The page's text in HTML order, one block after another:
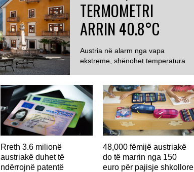
TERMOMETRI
ARRIN 40.8°C
Austria në alarm nga vapa
ekstreme, shënohet temperatura
Rreth 3.6 milionë
austriakë duhet të
ndërrojnë patentë
48,000 fëmijë austriakë
do të marrin nga 150
euro për pajisje shkollore